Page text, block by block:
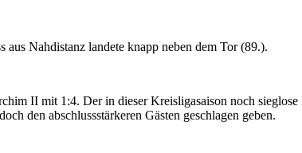
Nahdistanz landete knapp neben dem Tor (89.).
II mit 1:4. Der in dieser Kreisligasaison noch
den abschlussstärkeren Gästen geschlagen geben.